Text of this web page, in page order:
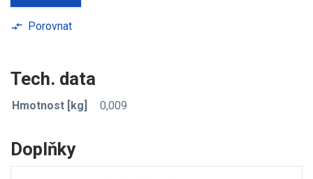
compare_arrows Porovnat
Tech. data
Hmotnost [kg] 0,009
Doplňky